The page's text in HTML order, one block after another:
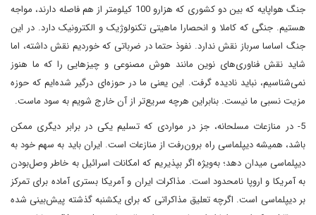
جنگ هواپایه که بین دو کشوری که هزار‌و 100 کیلومتر از هم فاصله دارند، مواجه
هستیم. جنگی که کاملا و انحصارا ماهیتی تکنولوژیک و الکترونیک دارد. در این
جنگ اساسا سرباز نقش ندارد. نفوذ حتما در ضرباتی که خوردیم نقش داشته، اما
شاید نقش فناوری‌های نوین مانند هوش مصنوعی و چیزهایی را که ما هنوز
نمی‌شناسیم،‌ نباید نادیده گرفت. این یعنی ‌ما در حوزه‌ای درگیر شده‌ایم که حوزه
مزیت نسبی ما نیست. بنابراین هر‌چه سریع‌تر از آن خارج شویم به سود ما‌ست.
5- در منازعات مسلحانه، جز در مواردی که تسلیم یکی در برابر دیگری ممکن
باشد، همیشه دیپلماسی راه برون‌رفت از منازعات است. ایران باید به سهم خود به
دیپلماسی میدان دهد؛ به‌ویژه اگر بپذیریم که امکانات اسرائیل به خاطر وصل‌بودن
به آمریکا و اروپا نامحدود است. مذاکرات ایران و آمریکا بستری آماده برای تمرکز
بر دیپلماسی است. اگر‌چه تعلیق مذاکراتی که برای یکشنبه گذشته پیش‌بینی شده